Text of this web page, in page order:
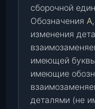
сборочной
Обозначения
изменения
имеющей
имеющие
деталями (не